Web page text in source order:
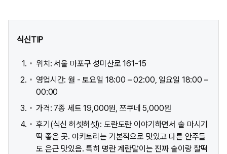
식신TIP
위치: 서울 마포구 성미산로 161-15
영업시간: 월 - 토요일 18:00 – 02:00, 일요일 18:00 –
00:00
가격: 7종 세트 19,000원, 쯔쿠네 5,000원
후기(식신 허셋허셋): 도란도란 이야기하면서 술 마시기
딱 좋은 곳. 야키토리는 기본적으로 맛있고 다른 안주들
도 은근 맛있음. 특히 명란 계란말이는 진짜 술이랑 찰떡